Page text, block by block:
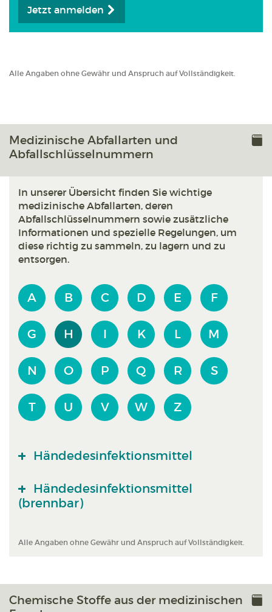
Jetzt anmelden
Alle Angaben ohne Gewähr und Anspruch auf Vollständigkeit.
Medizinische Abfallarten und
Abfallschlüsselnummern
In unserer Übersicht finden Sie wichtige
medizinische Abfallarten, deren
Abfallschlüsselnummern sowie zusätzliche
Informationen und spezielle Regelungen, um
diese richtig zu sammeln, zu lagern und zu
entsorgen.
A B C D E F
G H I K L M
N O P Q R S
T U V W Z
Händedesinfektionsmittel
Händedesinfektionsmittel
(brennbar)
Alle Angaben ohne Gewähr und Anspruch auf Vollständigkeit.
Chemische Stoffe aus der medizinischen